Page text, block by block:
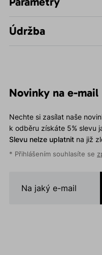
Údržba
Novinky na e-mail
Nechte si zasílat naše
k odběru získáte 5% slevu
Slevu nelze uplatnitna již
* Přihlášením souhlasíte se